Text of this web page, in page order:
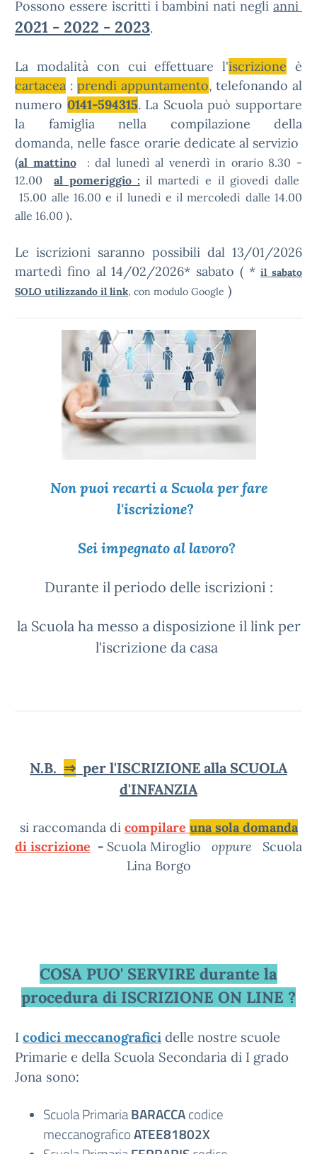
Possono essere iscritti i bambini nati negli anni
2021 - 2022 - 2023.
La modalità con cui effettuare l'iscrizione è
cartacea :prendi appuntamento, telefonando al
numero 0141-594315. La Scuola può supportare
la famiglia nella compilazione della
domanda, nelle fasce orarie dedicate al servizio
(al mattino: dal lunedì al venerdì in orario 8.30 -
12.00al pomeriggio : il martedì e il giovedì dalle
15.00 alle 16.00 e il lunedì e il mercoledì dalle 14.00
alle 16.00 ).
Le iscrizioni saranno possibili dal 13/01/2026
martedì fino al 14/02/2026* sabato ( *il sabato
SOLO utilizzando il link, con modulo Google )
Non puoi recarti a Scuola per fare
l'iscrizione?
Sei impegnato al lavoro?
Durante il periodo delle iscrizioni :
la Scuola ha messo a disposizione il link per
l'iscrizione da casa
N.B. ⇒ per l'ISCRIZIONE alla SCUOLA
d'INFANZIA
si raccomanda di compilare una sola domanda
di iscrizione - Scuola Miroglio oppure
Scuola
Lina Borgo
COSA PUO' SERVIRE durante la
procedura di ISCRIZIONE ON LINE ?
I codici meccanografici delle nostre scuole
Primarie e della Scuola Secondaria di I grado
Jona sono:
Scuola PrimariaBARACCAcodice
meccanograficoATEE81802X